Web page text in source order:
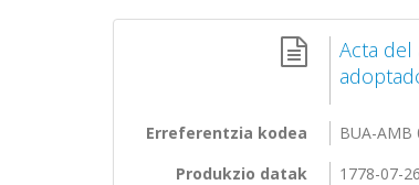
Acta
Erreferentzia kodea
BUA-AMB
Produkzio datak
1778-07-26